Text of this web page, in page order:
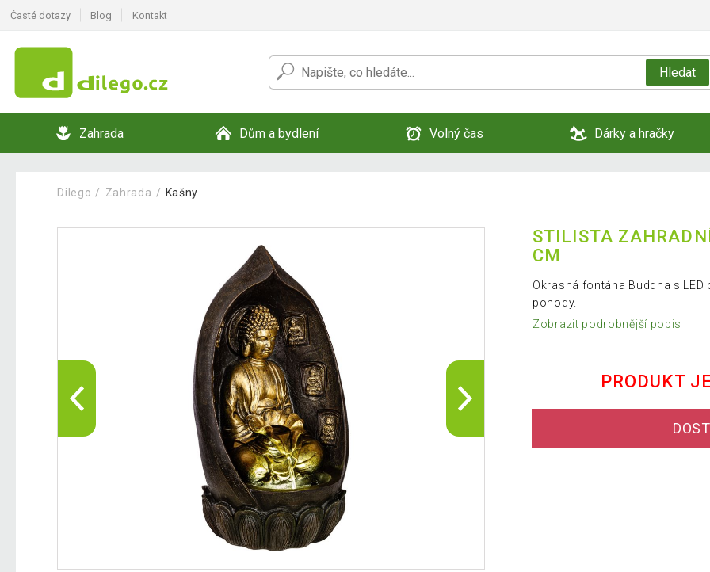
Časté dotazy Blog Kontakt
Hledat
Zahrada Dům a bydlení Volný čas Dárky a hračky
Dilego Zahrada Kašny
STILISTA
CM
Okrasná fontána Buddha s
pohody.
Zobrazit podrobnější popis
PRODUKT